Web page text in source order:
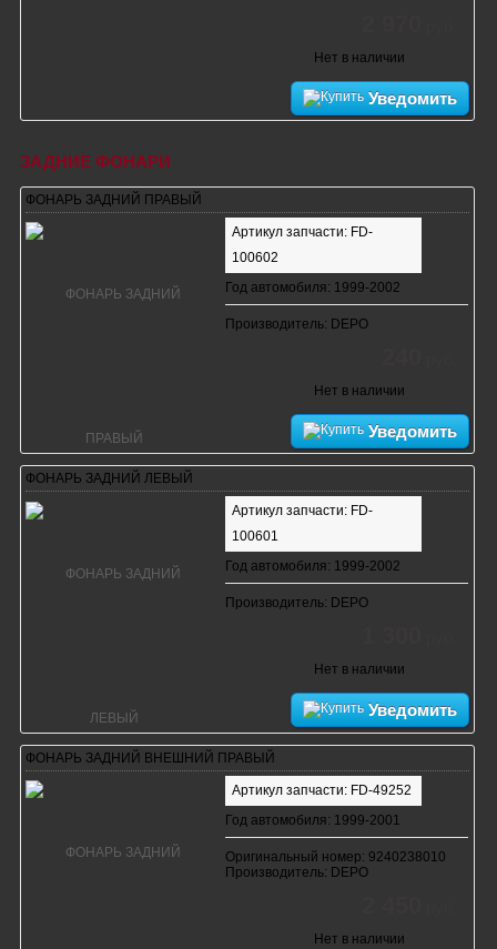
Нет в наличии
Уведомить
ЗАДНИЕ ФОНАРИ
ФОНАРЬ ЗАДНИЙ ПРАВЫЙ
Артикул запчасти: FD-
100602
Год автомобиля: 1999-2002
Производитель: DEPO
Нет в наличии
Уведомить
ФОНАРЬ ЗАДНИЙ ЛЕВЫЙ
Артикул запчасти: FD-
100601
Год автомобиля: 1999-2002
Производитель: DEPO
Нет в наличии
Уведомить
ФОНАРЬ ЗАДНИЙ ВНЕШНИЙ ПРАВЫЙ
Артикул запчасти: FD-49252
Год автомобиля: 1999-2001
Оригинальный номер: 9240238010
Производитель: DEPO
Нет в наличии